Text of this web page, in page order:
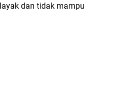
dan tidak mampu